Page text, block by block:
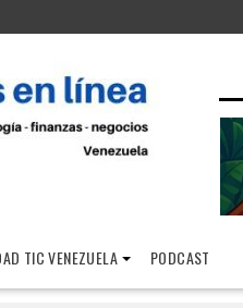
TIC VENEZUELA PODCAST